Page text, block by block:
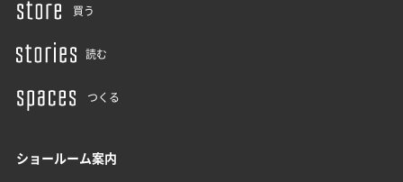
買う
読む
つくる
ショールーム案内